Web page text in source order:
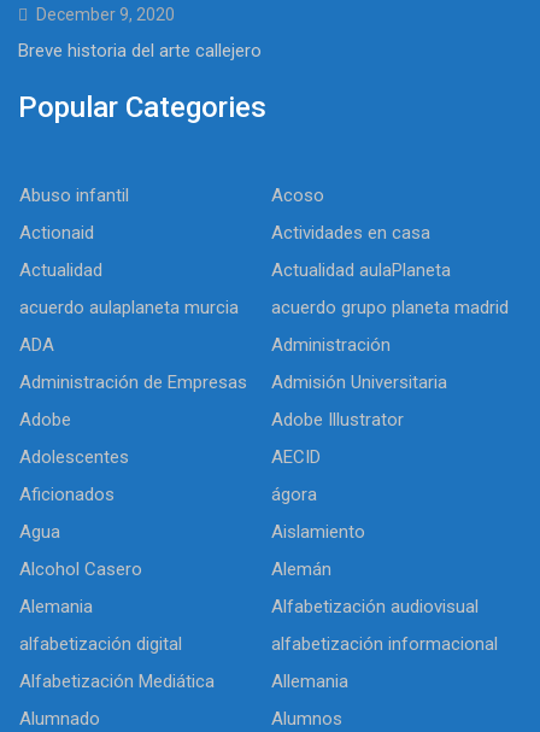
December 9, 2020
Breve historia del arte callejero
Popular Categories
Abuso infantil
Acoso
Actionaid
Actividades en casa
Actualidad
Actualidad aulaPlaneta
acuerdo aulaplaneta murcia
acuerdo grupo planeta madrid
ADA
Administración
Administración de Empresas
Admisión Universitaria
Adobe
Adobe Illustrator
Adolescentes
AECID
Aficionados
ágora
Agua
Aislamiento
Alcohol Casero
Alemán
Alemania
Alfabetización audiovisual
alfabetización digital
alfabetización informacional
Alfabetización Mediática
Allemania
Alumnado
Alumnos